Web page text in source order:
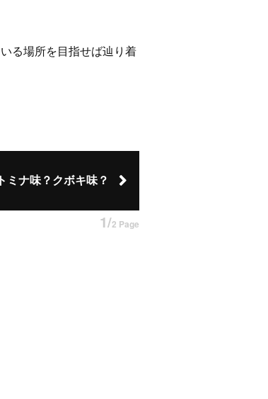
る場所を目指せば辿り着
ミナ味？クボキ味？
1/2 Page